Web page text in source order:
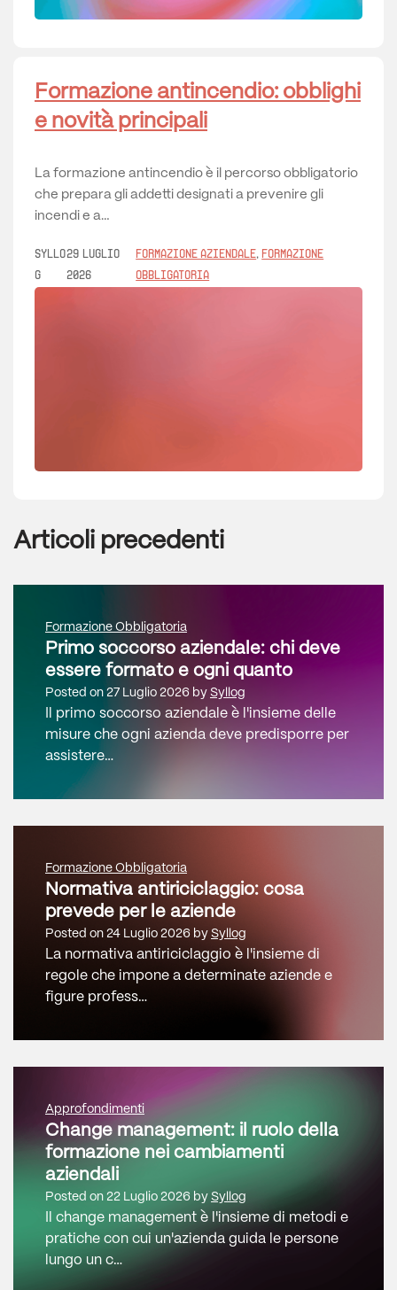
Formazione antincendio: obblighi
e novità principali
La formazione antincendio è il percorso obbligatorio
che prepara gli addetti designati a prevenire gli
incendi e a…
Syllo
g
29 Luglio
2026
Formazione aziendale, Formazione
obbligatoria
Articoli precedenti
Formazione Obbligatoria
Primo soccorso aziendale: chi deve
essere formato e ogni quanto
Posted on 27 Luglio 2026 by Syllog
Il primo soccorso aziendale è l'insieme delle
misure che ogni azienda deve predisporre per
assistere…
Formazione Obbligatoria
Normativa antiriciclaggio: cosa
prevede per le aziende
Posted on 24 Luglio 2026 by Syllog
La normativa antiriciclaggio è l'insieme di
regole che impone a determinate aziende e
figure profess…
Approfondimenti
Change management: il ruolo della
formazione nei cambiamenti
aziendali
Posted on 22 Luglio 2026 by Syllog
Il change management è l'insieme di metodi e
pratiche con cui un'azienda guida le persone
lungo un c…